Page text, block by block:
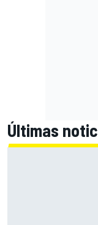
Últimas